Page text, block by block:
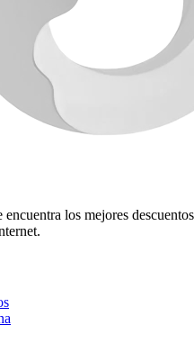
los mejores